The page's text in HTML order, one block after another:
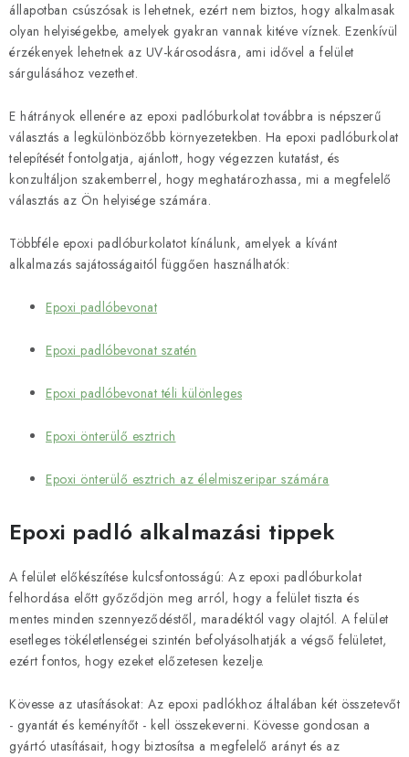
állapotban csúszósak is lehetnek, ezért nem biztos, hogy alkalmasak
olyan helyiségekbe, amelyek gyakran vannak kitéve víznek. Ezenkívül
érzékenyek lehetnek az UV-károsodásra, ami idővel a felület
sárgulásához vezethet.
E hátrányok ellenére az epoxi padlóburkolat továbbra is népszerű
választás a legkülönbözőbb környezetekben. Ha epoxi padlóburkolat
telepítését fontolgatja, ajánlott, hogy végezzen kutatást, és
konzultáljon szakemberrel, hogy meghatározhassa, mi a megfelelő
választás az Ön helyisége számára.
Többféle epoxi padlóburkolatot kínálunk, amelyek a kívánt
alkalmazás sajátosságaitól függően használhatók:
Epoxi padlóbevonat
Epoxi padlóbevonat szatén
Epoxi padlóbevonat téli különleges
Epoxi önterülő esztrich
Epoxi önterülő esztrich az élelmiszeripar számára
Epoxi padló alkalmazási tippek
A felület előkészítése kulcsfontosságú: Az epoxi padlóburkolat
felhordása előtt győződjön meg arról, hogy a felület tiszta és
mentes minden szennyeződéstől, maradéktól vagy olajtól. A felület
esetleges tökéletlenségei szintén befolyásolhatják a végső felületet,
ezért fontos, hogy ezeket előzetesen kezelje.
Kövesse az utasításokat: Az epoxi padlókhoz általában két összetevőt
- gyantát és keményítőt - kell összekeverni. Kövesse gondosan a
gyártó utasításait, hogy biztosítsa a megfelelő arányt és az